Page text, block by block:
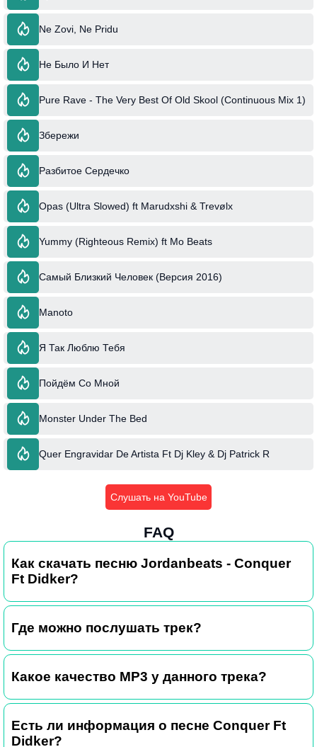
Ne Zovi, Ne Pridu
Не Было И Нет
Pure Rave - The Very Best Of Old Skool (Continuous Mix 1)
Збережи
Разбитое Сердечко
Opas (Ultra Slowed) ft Marudxshi & Trevølx
Yummy (Righteous Remix) ft Mo Beats
Самый Близкий Человек (Версия 2016)
Manoto
Я Так Люблю Тебя
Пойдём Со Мной
Monster Under The Bed
Quer Engravidar De Artista Ft Dj Kley & Dj Patrick R
Слушать на YouTube
FAQ
Как скачать песню Jordanbeats - Conquer
Ft Didker?
Где можно послушать трек?
Какое качество MP3 у данного трека?
Есть ли информация о песне Conquer Ft
Didker?